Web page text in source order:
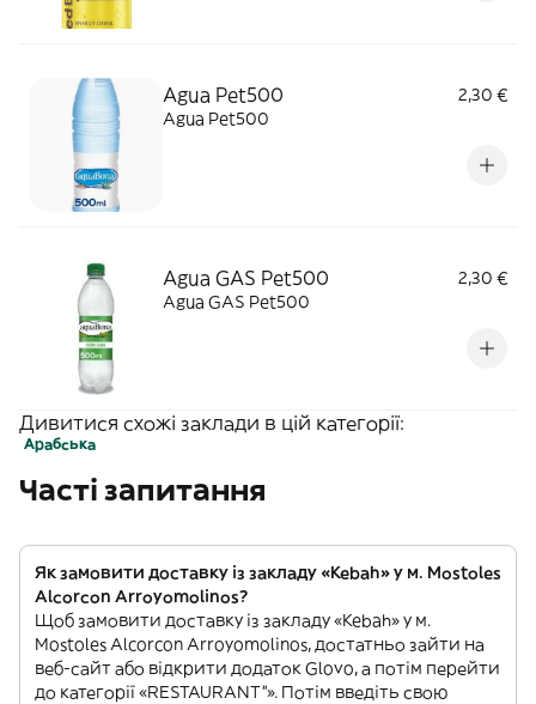
Agua Pet500
2,30 €
Agua Pet500
Agua GAS Pet500
2,30 €
Agua GAS Pet500
Дивитися схожі заклади в цій категорії:
Арабська
Часті запитання
Як замовити доставку із закладу «Kebah» у м. Mostoles
Alcorcon Arroyomolinos?
Щоб замовити доставку із закладу «Kebah» у м.
Mostoles Alcorcon Arroyomolinos, достатньо зайти на
веб-сайт або відкрити додаток Glovo, а потім перейти
до категорії «RESTAURANT”». Потім введіть свою